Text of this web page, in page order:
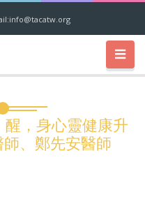
info@tacatw.org
醒，身心靈健康升
、鄭先安醫師